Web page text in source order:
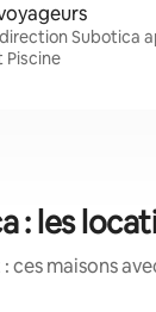
Subotica
Piscine
: les
ces maisons